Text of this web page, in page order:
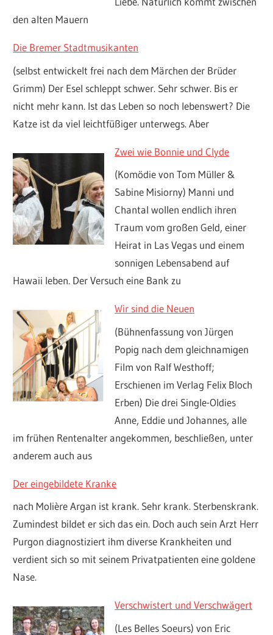
den alten Mauern
Die Bremer Stadtmusikanten
(selbst entwickelt frei nach dem Märchen der Brüder
Grimm) Der Esel schleppt schwer. Sehr schwer. Bis er
nicht mehr kann. Ist das Leben so noch lebenswert? Die
Katze ist da viel leichtfüßiger unterwegs. Aber
Zwei wie Bonnie und Clyde
(Komödie von Tom Müller &
Sabine Misiorny) Manni und
Chantal wollen endlich ihren
Traum vom großen Geld, einer
Heirat in Las Vegas und einem
sonnigen Lebensabend auf
Hawaii leben. Der Versuch eine Bank zu
Wir sind die Neuen
(Bühnenfassung von Jürgen
Popig nach dem gleichnamigen
Film von Ralf Westhoff;
Erschienen im Verlag Felix Bloch
Erben) Die drei Single-Oldies
Anne, Eddie und Johannes, alle
im frühen Rentenalter angekommen, beschließen, unter
anderem auch aus
Der eingebildete Kranke
nach Molière Argan ist krank. Sehr krank. Sterbenskrank.
Zumindest bildet er sich das ein. Doch auch sein Arzt Herr
Purgon diagnostiziert ihm diverse Krankheiten und
verdient sich so mit seinem Privatpatienten eine goldene
Nase.
Verschwistert und Verschwägert
(Les Belles Soeurs) von Eric